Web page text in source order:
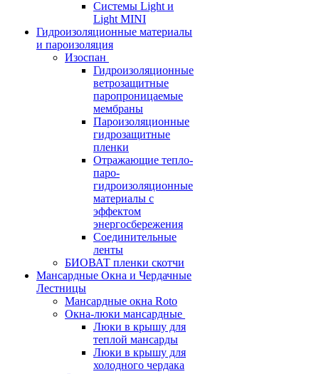
Системы Light и
Light MINI
Гидроизоляционные материалы
и пароизоляция
Изоспан
Гидроизоляционные
ветрозащитные
паропроницаемые
мембраны
Пароизоляционные
гидрозащитные
пленки
Отражающие тепло-
паро-
гидроизоляционные
материалы с
эффектом
энергосбережения
Соединительные
ленты
БИОВАТ пленки скотчи
Мансардные Окна и Чердачные
Лестницы
Мансардные окна Roto
Окна-люки мансардные
Люки в крышу для
теплой мансарды
Люки в крышу для
холодного чердака